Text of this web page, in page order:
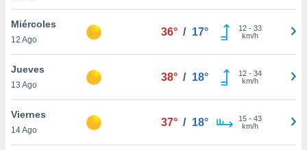
cookies
aceptar
Miércoles
12 Ago
36° / 17° 12- 33
km/h
Jueves
13 Ago
38° / 18° 12- 34
km/h
Viernes
14 Ago
37° / 18° 15- 43
km/h